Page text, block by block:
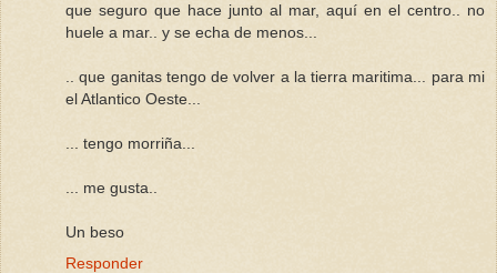
que seguro que hace junto al mar, aquí en el centro.. no
huele a mar.. y se echa de menos...
.. que ganitas tengo de volver a la tierra maritima... para mi
el Atlantico Oeste...
... tengo morriña...
... me gusta..
Un beso
Responder